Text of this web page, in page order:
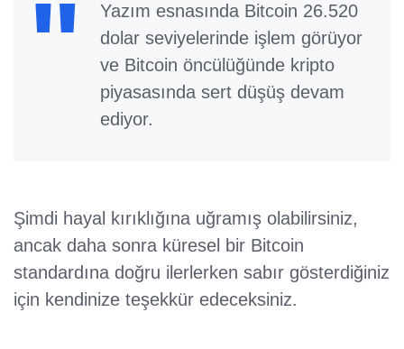
Yazım esnasında Bitcoin 26.520
dolar seviyelerinde işlem görüyor
ve Bitcoin öncülüğünde kripto
piyasasında sert düşüş devam
ediyor.
Şimdi hayal kırıklığına uğramış olabilirsiniz,
ancak daha sonra küresel bir Bitcoin
standardına doğru ilerlerken sabır gösterdiğiniz
için kendinize teşekkür edeceksiniz.